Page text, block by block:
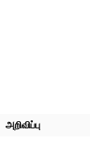
அறிவிப்பு